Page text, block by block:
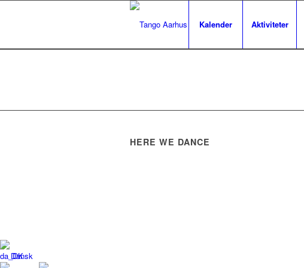
Kalender Aktiviteter
HERE WE DANCE
Dansk